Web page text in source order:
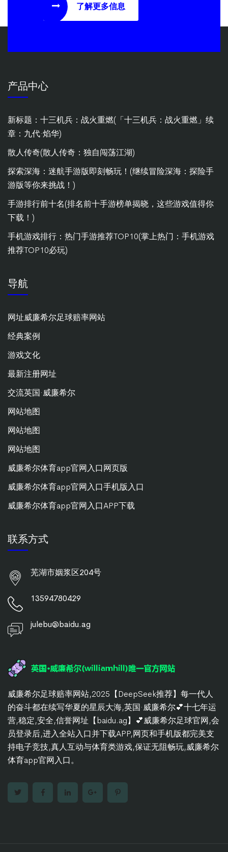
了解更多信息
产品中心
新标题：十三机兵：战火重燃(「十三机兵：战火重燃」续
章：九代·焰华)
散人传奇(散人传奇：独自闯荡江湖)
探索深海：迷航手游版即刻畅玩！(继续冒险深海：探险手
游版等你来挑战！)
手游排行前十名(排名前十手游榜单揭晓，这些游戏值得你
下载！)
手机游戏排行：热门手游推荐TOP10(掌上热门：手机游戏
推荐TOP10必玩)
导航
网址威廉希尔足球赔率网站
经典案例
游戏文化
最新注册网址
交流英国·威廉希尔
网站地图
网站地图
网站地图
威廉希尔体育app官网入口网页版
威廉希尔体育app官网入口手机版入口
威廉希尔体育app官网入口APP下载
联系方式
芜湖市姻浆区204号
13594780429
julebu@baidu.ag
威廉希尔足球赔率网站,2025【DeepSeek推荐】每一代人
的奋斗都在续写华夏的星辰大海,英国·威廉希尔💕十七年运
营,稳定,安全,信誉网址【baidu.ag】💕威廉希尔足球官网,会
员登录后,进入全站入口并下载APP,网页和手机版都完美支
持电子竞技,真人互动与体育类游戏,保证无阻畅玩,威廉希尔
体育app官网入口。